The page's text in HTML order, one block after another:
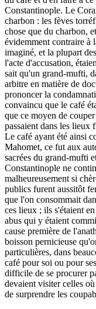
Constantinople. Le
charbon : les fèves
chose que du charbon,
évidemment contraire à
imaginé, et la plupart
l'acte d'accusation,
sait qu'un grand-mufti,
arbitre en matière de
prononcer la
convaincu que le café
que ce moyen de
passaient dans les lieux
Le café ayant été ainsi
Mahomet, ce fut aux
sacrées du grand-mufti
Constantinople ne
malheureusement si
publics furent aussitôt
que l'on consommait
ces lieux ; ils s'étaient
abus qui y étaient
cause première de
boisson pernicieuse
particulières, dans
café pour soi ou pour
difficile de se procurer
devaient visiter celles
de surprendre les